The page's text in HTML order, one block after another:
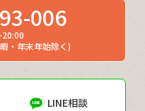
006
20:00
・年末年始除く)
LINE相談